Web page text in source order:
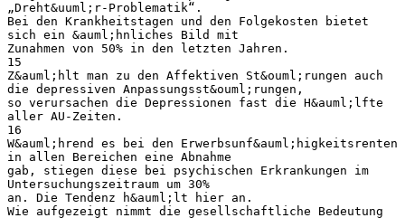
„Dreht&uuml;r-Problematik“.
Bei den Krankheitstagen und den Folgekosten bietet
sich ein &auml;hnliches Bild mit
Zunahmen von 50% in den letzten Jahren.
15
Z&auml;hlt man zu den Affektiven St&ouml;rungen auch
die depressiven Anpassungsst&ouml;rungen,
so verursachen die Depressionen fast die H&auml;lfte
aller AU-Zeiten.
16
W&auml;hrend es bei den Erwerbsunf&auml;higkeitsrenten
in allen Bereichen eine Abnahme
gab, stiegen diese bei psychischen Erkrankungen im
Untersuchungszeitraum um 30%
an. Die Tendenz h&auml;lt hier an.
Wie aufgezeigt nimmt die gesellschaftliche Bedeutung